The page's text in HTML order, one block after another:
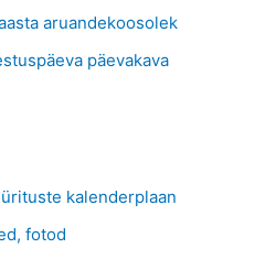
aruandekoosolek
päevakava
kalenderplaan
fotod